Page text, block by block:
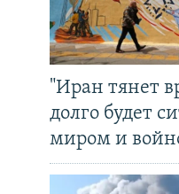
"Иран тянет
долго будет
миром и